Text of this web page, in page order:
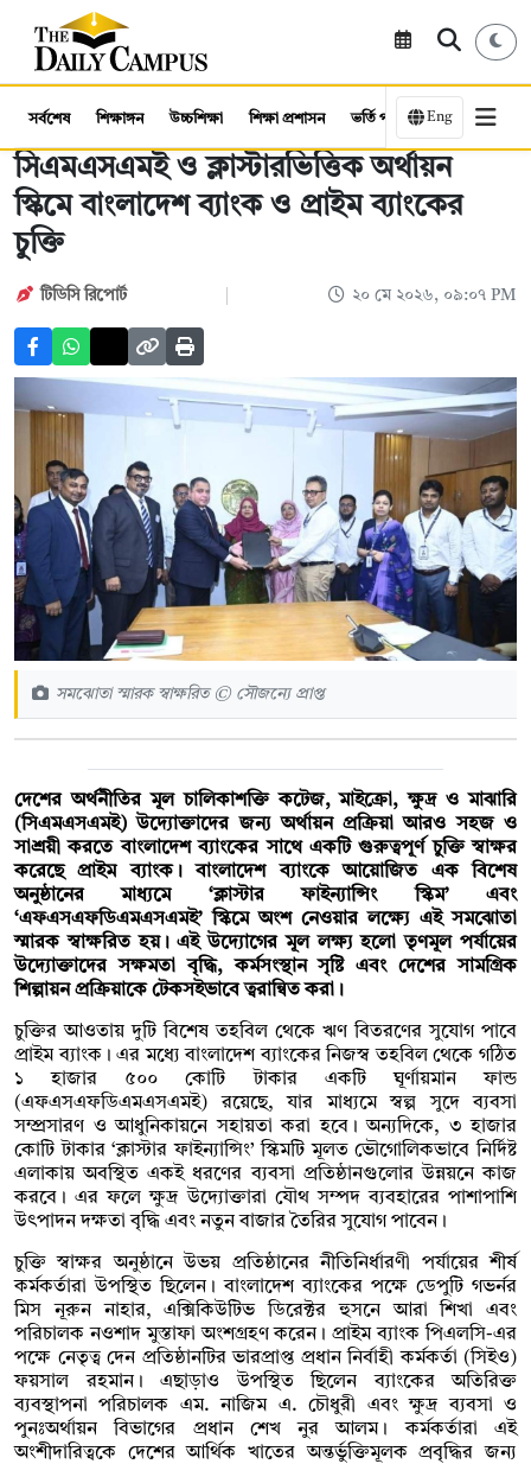
সর্বশেষ শিক্ষাঙ্গন উচ্চশিক্ষা শিক্ষা প্রশাসন ভর্তি পরীক্ষা কর্মসংস্থান
Eng
সিএমএসএমই ও ক্লাস্টারভিত্তিক অর্থায়ন
স্কিমে বাংলাদেশ ব্যাংক ও প্রাইম ব্যাংকের
চুক্তি
টিডিসি রিপোর্ট ২০ মে ২০২৬, ০৯:০৭ PM
সমঝোতা স্মারক স্বাক্ষরিত © সৌজন্যে প্রাপ্ত
দেশের অর্থনীতির মূল চালিকাশক্তি কটেজ, মাইক্রো, ক্ষুদ্র ও মাঝারি
(সিএমএসএমই) উদ্যোক্তাদের জন্য অর্থায়ন প্রক্রিয়া আরও সহজ ও
সাশ্রয়ী করতে বাংলাদেশ ব্যাংকের সাথে একটি গুরুত্বপূর্ণ চুক্তি স্বাক্ষর
করেছে প্রাইম ব্যাংক। বাংলাদেশ ব্যাংকে আয়োজিত এক বিশেষ
অনুষ্ঠানের মাধ্যমে ‘ক্লাস্টার ফাইন্যান্সিং স্কিম’ এবং
‘এফএসএফডিএমএসএমই’ স্কিমে অংশ নেওয়ার লক্ষ্যে এই সমঝোতা
স্মারক স্বাক্ষরিত হয়। এই উদ্যোগের মূল লক্ষ্য হলো তৃণমূল পর্যায়ের
উদ্যোক্তাদের সক্ষমতা বৃদ্ধি, কর্মসংস্থান সৃষ্টি এবং দেশের সামগ্রিক
শিল্পায়ন প্রক্রিয়াকে টেকসইভাবে ত্বরান্বিত করা।
চুক্তির আওতায় দুটি বিশেষ তহবিল থেকে ঋণ বিতরণের সুযোগ পাবে
প্রাইম ব্যাংক। এর মধ্যে বাংলাদেশ ব্যাংকের নিজস্ব তহবিল থেকে গঠিত
১ হাজার ৫০০ কোটি টাকার একটি ঘূর্ণায়মান ফান্ড
(এফএসএফডিএমএসএমই) রয়েছে, যার মাধ্যমে স্বল্প সুদে ব্যবসা
সম্প্রসারণ ও আধুনিকায়নে সহায়তা করা হবে। অন্যদিকে, ৩ হাজার
কোটি টাকার ‘ক্লাস্টার ফাইন্যান্সিং’ স্কিমটি মূলত ভৌগোলিকভাবে নির্দিষ্ট
এলাকায় অবস্থিত একই ধরণের ব্যবসা প্রতিষ্ঠানগুলোর উন্নয়নে কাজ
করবে। এর ফলে ক্ষুদ্র উদ্যোক্তারা যৌথ সম্পদ ব্যবহারের পাশাপাশি
উৎপাদন দক্ষতা বৃদ্ধি এবং নতুন বাজার তৈরির সুযোগ পাবেন।
চুক্তি স্বাক্ষর অনুষ্ঠানে উভয় প্রতিষ্ঠানের নীতিনির্ধারণী পর্যায়ের শীর্ষ
কর্মকর্তারা উপস্থিত ছিলেন। বাংলাদেশ ব্যাংকের পক্ষে ডেপুটি গভর্নর
মিস নূরুন নাহার, এক্সিকিউটিভ ডিরেক্টর হুসনে আরা শিখা এবং
পরিচালক নওশাদ মুস্তাফা অংশগ্রহণ করেন। প্রাইম ব্যাংক পিএলসি-এর
পক্ষে নেতৃত্ব দেন প্রতিষ্ঠানটির ভারপ্রাপ্ত প্রধান নির্বাহী কর্মকর্তা (সিইও)
ফয়সাল রহমান। এছাড়াও উপস্থিত ছিলেন ব্যাংকের অতিরিক্ত
ব্যবস্থাপনা পরিচালক এম. নাজিম এ. চৌধুরী এবং ক্ষুদ্র ব্যবসা ও
পুনঃঅর্থায়ন বিভাগের প্রধান শেখ নুর আলম। কর্মকর্তারা এই
অংশীদারিত্বকে দেশের আর্থিক খাতের অন্তর্ভুক্তিমূলক প্রবৃদ্ধির জন্য